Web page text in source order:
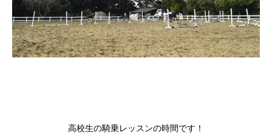
高校生の騎乗レッスンの時間です！